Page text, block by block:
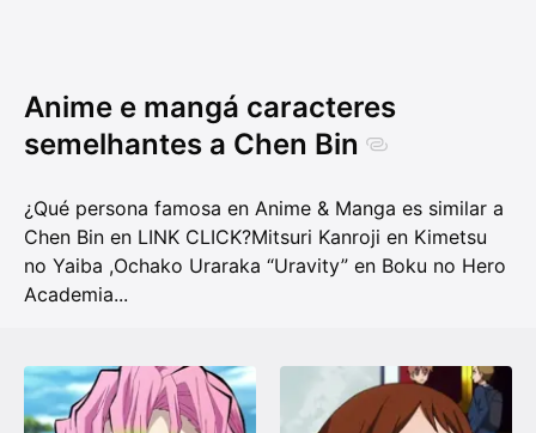
Anime e mangá caracteres
semelhantes a Chen Bin
¿Qué persona famosa en Anime & Manga es similar a
Chen Bin en LINK CLICK?Mitsuri Kanroji en Kimetsu
no Yaiba ,Ochako Uraraka “Uravity” en Boku no Hero
Academia...